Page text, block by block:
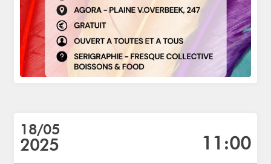
18/05
2025 11:00